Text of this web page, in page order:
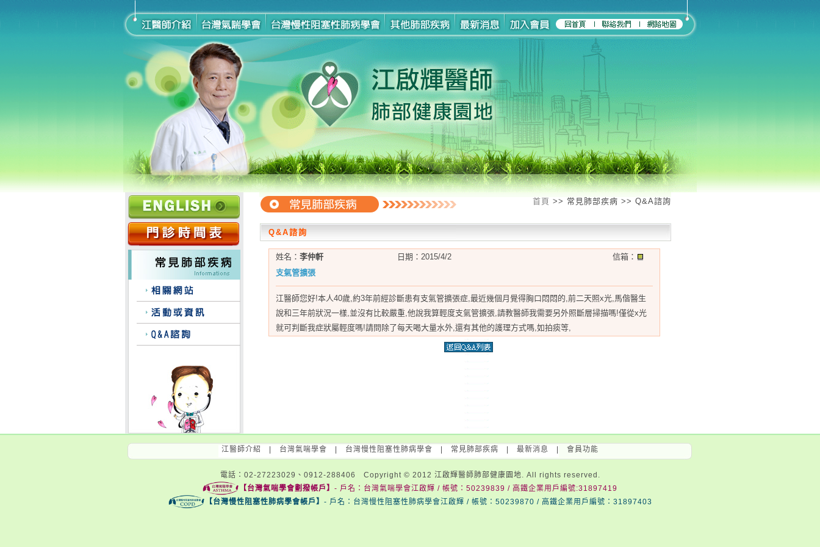
首頁 >> 常見肺部疾病 >> Q&A諮詢
Q&A諮詢
姓名： 李仲軒 日期： 2015/4/2
信箱：
支氣管擴張
江醫師您好!本人40歲,約3年前經診斷患有支氣管擴張症,最近幾個月覺得胸口悶悶的,前二天照x光,馬偕醫生
說和三年前狀況一樣,並沒有比較嚴重,他說我算輕度支氣管擴張,請教醫師我需要另外照斷層掃描嗎!僅從x光
就可判斷我症狀屬輕度嗎!請問除了每天喝大量水外,還有其他的護理方式嗎,如拍痰等,
江醫師介紹 台灣氣喘學會 台灣慢性阻塞性肺病學會 常見肺部疾病 最新消息 會員功能
電話：02-27223029、0912-288406 Copyright © 2012 江啟輝醫師肺部健康園地. All rights reserved.
【台灣氣喘學會劃撥帳戶】 - 戶名：台灣氣喘學會江啟輝 / 帳號：50239839 / 高鐵企業用戶編號:31897419
【台灣慢性阻塞性肺病學會帳戶】 - 戶名：台灣慢性阻塞性肺病學會江啟輝 / 帳號：50239870 / 高鐵企業用戶編號：31897403